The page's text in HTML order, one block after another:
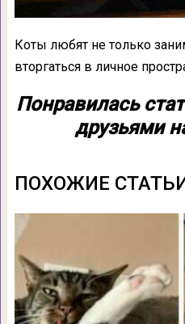
Коты любят не только
вторгаться в личное
Понравилась
друзьями
ПОХОЖИЕ